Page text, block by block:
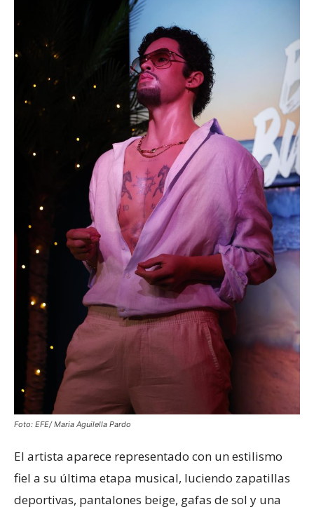
Foto: EFE/ Maria Aguilella Pardo
El artista aparece representado con un estilismo
fiel a su última etapa musical, luciendo zapatillas
deportivas, pantalones beige, gafas de sol y una